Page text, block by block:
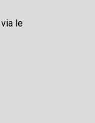
le